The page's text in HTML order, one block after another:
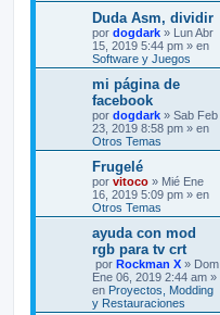
Duda Asm, dividir
por dogdark » Lun Abr
15, 2019 5:44 pm » en
Software y Juegos
mi página de
facebook
por dogdark » Sab Feb
23, 2019 8:58 pm » en
Otros Temas
Frugelé
por vitoco » Mié Ene
16, 2019 5:09 pm » en
Otros Temas
ayuda con mod
rgb para tv crt
por Rockman X » Dom
Ene 06, 2019 2:44 am »
en Proyectos, Modding
y Restauraciones